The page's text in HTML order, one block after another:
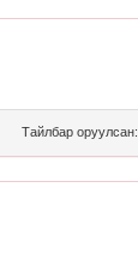
Тайлбар оруулсан: